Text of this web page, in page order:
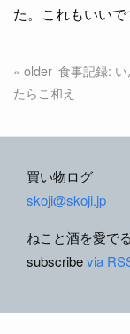
た。これもいいで
食事記録:
たらこ和え
買い物ログ
skoji@skoji.jp
ねこと酒を愛で
subscribevia